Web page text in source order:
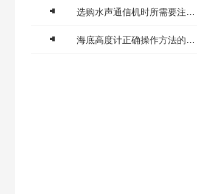
选购水声通信机时所需要注意的重要事项分享
海底高度计正确操作方法的详细说明